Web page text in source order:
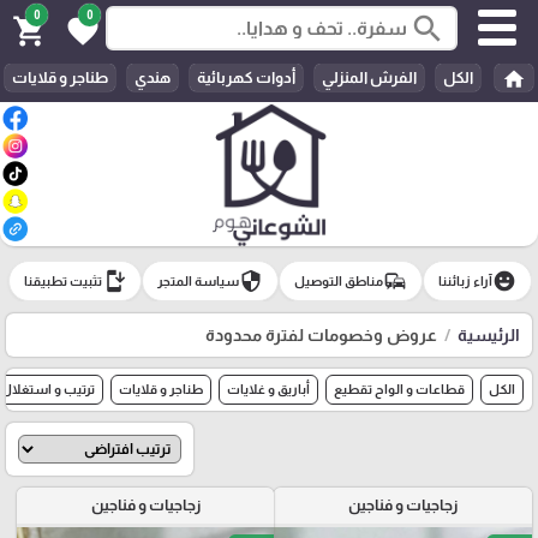
search
0
favorite
0
shopping_cart
home الكل الفرش المنزلي أدوات كهربائية هندي طناجر و قلايات
emoji_emotionsآراء زبائننا commuteمناطق التوصيل securityسياسة المتجر install_mobile تثبيت تطبيقنا
الرئيسية عروض وخصومات لفترة محدودة
الكل قطاعات و الواح تقطيع أباريق و غلايات طناجر و قلايات ترتيب و
زجاجيات و فناجين زجاجيات و فناجين